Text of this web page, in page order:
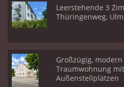
Leerstehende 3
Thüringenweg,
Großzügig,
Traumwohnung
Außenstellplätzen